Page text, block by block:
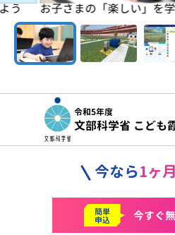
う お子さまの「楽しい」を
令和5年度
文部科学省 こども
今なら1ヶ
簡単
申込 今すぐ